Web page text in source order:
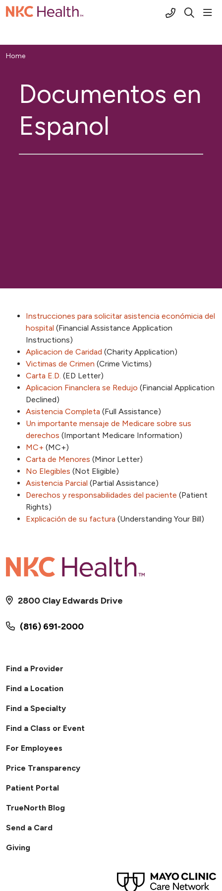
(816) 691-
search
Home
Documentos en
Espanol
Instrucciones para solicitar asistencia económicia del
hospital (Financial Assistance Application
Instructions)
Aplicacion de Caridad (Charity Application)
Victimas de Crimen (Crime Victims)
Carta E.D. (ED Letter)
Aplicacion Financlera se Redujo (Financial Application
Declined)
Asistencia Completa (Full Assistance)
Un importante mensaje de Medicare sobre sus
derechos (Important Medicare Information)
MC+ (MC+)
Carta de Menores (Minor Letter)
No Elegibles (Not Eligible)
Asistencia Parcial (Partial Assistance)
Derechos y responsabilidades del paciente (Patient
Rights)
Explicación de su factura (Understanding Your Bill)
(816) 691-2000
2800 Clay Edwards Drive
Find a Provider
Find a Location
Find a Specialty
Find a Class or Event
For Employees
Price Transparency
Patient Portal
TrueNorth Blog
Send a Card
Giving